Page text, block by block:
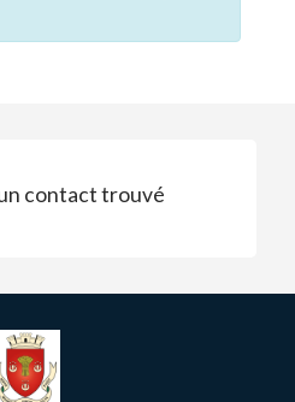
contact trouvé